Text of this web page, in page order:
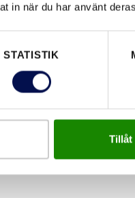
in när du har använt
STATISTIK
Tillåt